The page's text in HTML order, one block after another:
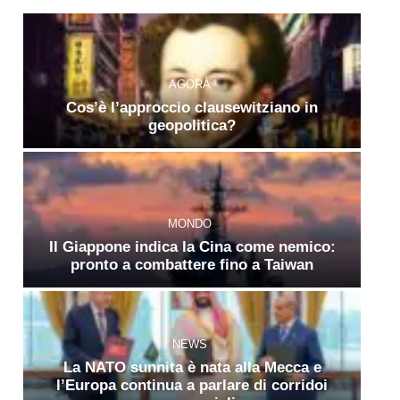
AGORÀ
Cos’è l’approccio clausewitziano in
geopolitica?
MONDO
Il Giappone indica la Cina come nemico:
pronto a combattere fino a Taiwan
NEWS
La NATO sunnita è nata alla Mecca e
l’Europa continua a parlare di corridoi